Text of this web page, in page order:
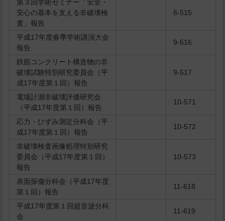
第３回学術セミナー「安全・
安心の基本を支える非破壊検
査」報告
8-515
平成17年度春季学術講演大会
報告
9-516
鉄筋コンクリート構造物の非
破壊試験特別研究委員会（平
成17年度第１回）報告
9-517
電場計測非破壊評価研究会
（平成17年度第１回）報告
10-571
応力・ひずみ測定分科会（平
成17年度第１回）報告
10-572
非破壊検査画像処理特別研究
委員会（平成17年度第１回）
報告
10-573
表面探傷分科会（平成17年度
第１回）報告
11-618
平成17年度第１回超音波分科
会
11-619